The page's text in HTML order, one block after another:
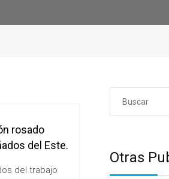
rosado
del Este.
del trabajo
Otras